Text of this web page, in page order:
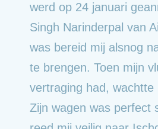
werd op 24 januari
Singh Narinderpal van
was bereid mij alsnog
te brengen. Toen mijn
vertraging had, wachtte
Zijn wagen was perfect